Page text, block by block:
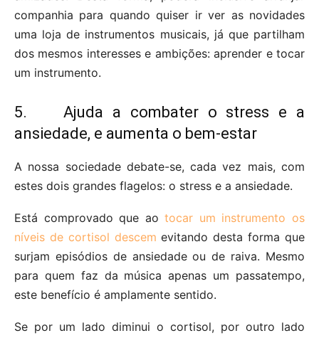
companhia para quando quiser ir ver as novidades
uma loja de instrumentos musicais, já que partilham
dos mesmos interesses e ambições: aprender e tocar
um instrumento.
5. Ajuda a combater o stress e a
ansiedade, e aumenta o bem-estar
A nossa sociedade debate-se, cada vez mais, com
estes dois grandes flagelos: o stress e a ansiedade.
Está comprovado que aotocar um instrumento os
níveis de cortisol descem evitando desta forma que
surjam episódios de ansiedade ou de raiva. Mesmo
para quem faz da música apenas um passatempo,
este benefício é amplamente sentido.
Se por um lado diminui o cortisol, por outro lado